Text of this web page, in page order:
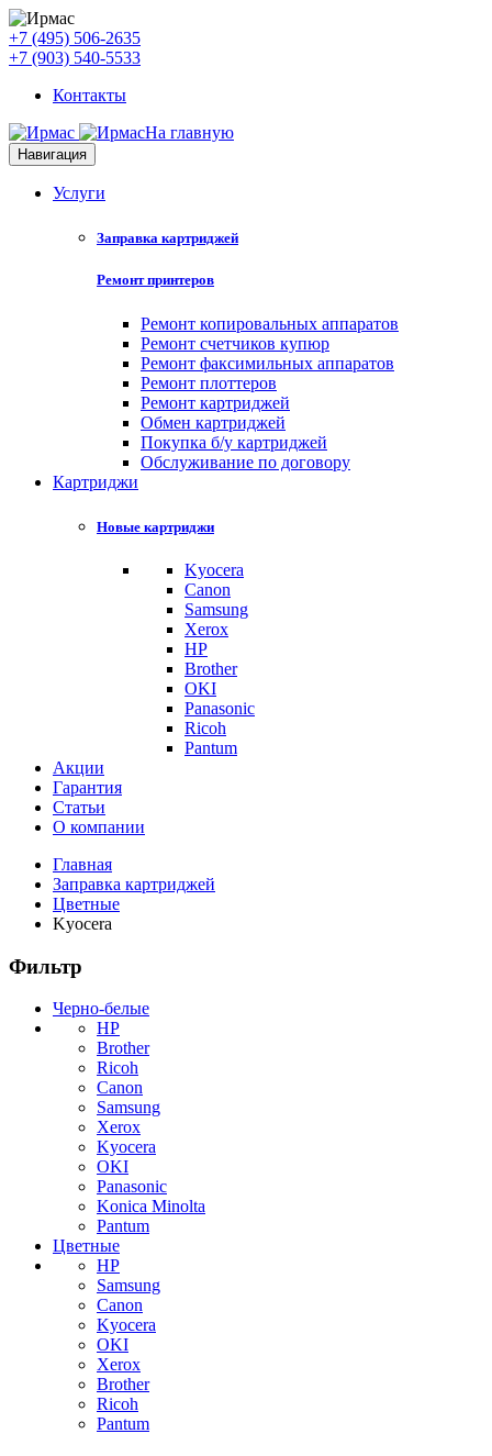
+7 (495) 506-2635
+7 (903) 540-5533
Контакты
На главную
Навигация
Услуги
Заправка картриджей
Ремонт принтеров
Ремонт копировальных аппаратов
Ремонт счетчиков купюр
Ремонт факсимильных аппаратов
Ремонт плоттеров
Ремонт картриджей
Обмен картриджей
Покупка б/у картриджей
Обслуживание по договору
Картриджи
Новые картриджи
Kyocera
Canon
Samsung
Xerox
HP
Brother
OKI
Panasonic
Ricoh
Pantum
Акции
Гарантия
Статьи
О компании
Главная
Заправка картриджей
Цветные
Kyocera
Фильтр
Черно-белые
HP
Brother
Ricoh
Canon
Samsung
Xerox
Kyocera
OKI
Panasonic
Konica Minolta
Pantum
Цветные
HP
Samsung
Canon
Kyocera
OKI
Xerox
Brother
Ricoh
Pantum